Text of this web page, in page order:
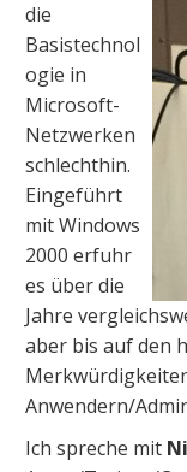
die
Basistechnol
ogie in
Microsoft-
Netzwerken
schlechthin.
Eingeführt
mit Windows
2000 erfuhr
es über die
Jahre
aber bis auf den
Anwendern/
Ich spreche mit